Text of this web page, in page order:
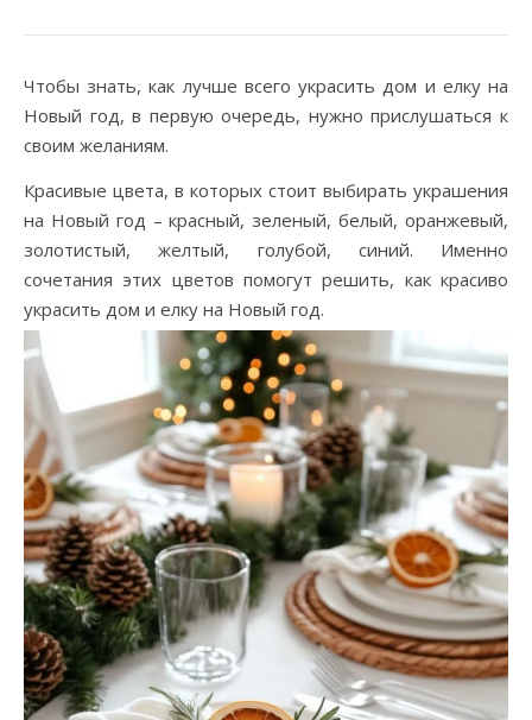
Чтобы знать, как лучше всего украсить дом и елку на
Новый год, в первую очередь, нужно прислушаться к
своим желаниям.
Красивые цвета, в которых стоит выбирать украшения
на Новый год – красный, зеленый, белый, оранжевый,
золотистый, желтый, голубой, синий. Именно
сочетания этих цветов помогут решить, как красиво
украсить дом и елку на Новый год.